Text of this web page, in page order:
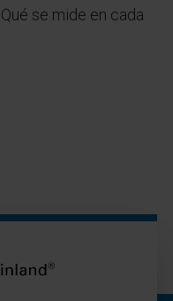
se mide en cada